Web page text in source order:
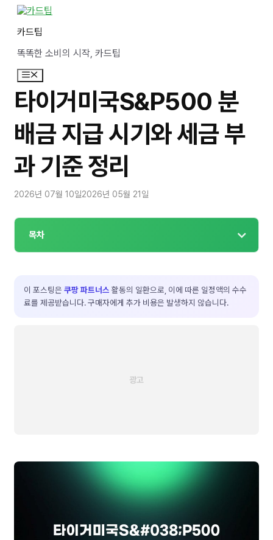
카드팁
똑똑한 소비의 시작, 카드팁
메
뉴
타이거미국S&P500 분
배금 지급 시기와 세금 부
과 기준 정리
2026년 07월 10일2026년 05월 21일
목차
이 포스팅은 쿠팡 파트너스 활동의 일환으로, 이에 따른 일정액의 수수
료를 제공받습니다. 구매자에게 추가 비용은 발생하지 않습니다.